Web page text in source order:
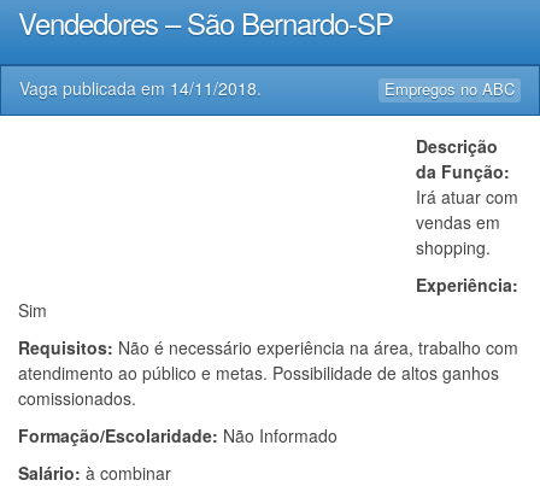
Vendedores – São Bernardo-SP
Empregos no ABC
Vaga publicada em 14/11/2018.
Descrição
da Função:
Irá atuar com
vendas em
shopping.
Experiência:
Sim
Requisitos: Não é necessário experiência na área, trabalho com
atendimento ao público e metas. Possibilidade de altos ganhos
comissionados.
Formação/Escolaridade: Não Informado
Salário: à combinar